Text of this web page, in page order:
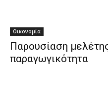
Οικονομία
Παρουσίαση
παραγωγικότητα